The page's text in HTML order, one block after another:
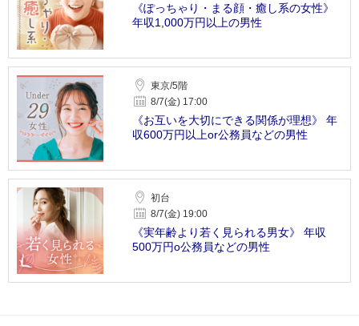
《ぽっちゃり・まる顔・癒し系の女性》
年収1,000万円以上の男性
東京/5階
8/7(金) 17:00
《お互いを大切にできる関係が理想》 年
収600万円以上or公務員などの男性
初台
8/7(金) 19:00
《実年齢より若く見られる男女》 年収
500万円o公務員などの男性